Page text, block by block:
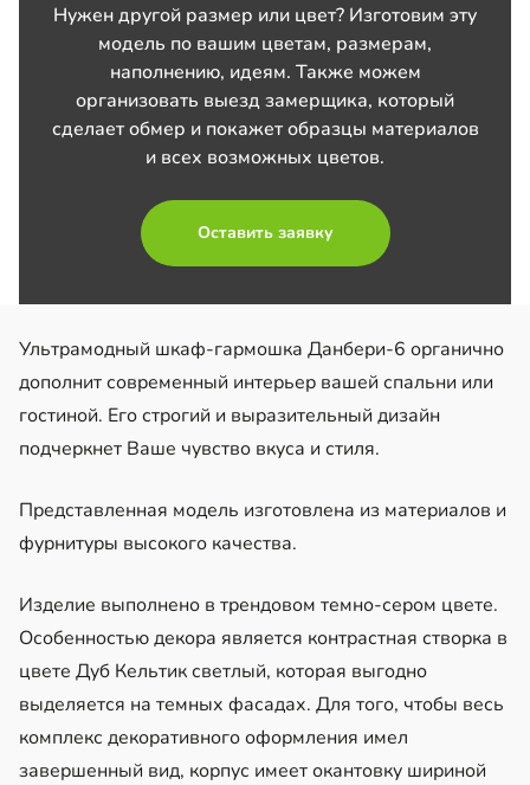
Нужен другой размер или цвет? Изготовим эту
модель по вашим цветам, размерам,
наполнению, идеям. Также можем
организовать выезд замерщика, который
сделает обмер и покажет образцы материалов
и всех возможных цветов.
Оставить заявку
Ультрамодный шкаф-гармошка Данбери-6 органично
дополнит современный интерьер вашей спальни или
гостиной. Его строгий и выразительный дизайн
подчеркнет Ваше чувство вкуса и стиля.
Представленная модель изготовлена из материалов и
фурнитуры высокого качества.
Изделие выполнено в трендовом темно-сером цвете.
Особенностью декора является контрастная створка в
цвете Дуб Кельтик светлый, которая выгодно
выделяется на темных фасадах. Для того, чтобы весь
комплекс декоративного оформления имел
завершенный вид, корпус имеет окантовку шириной